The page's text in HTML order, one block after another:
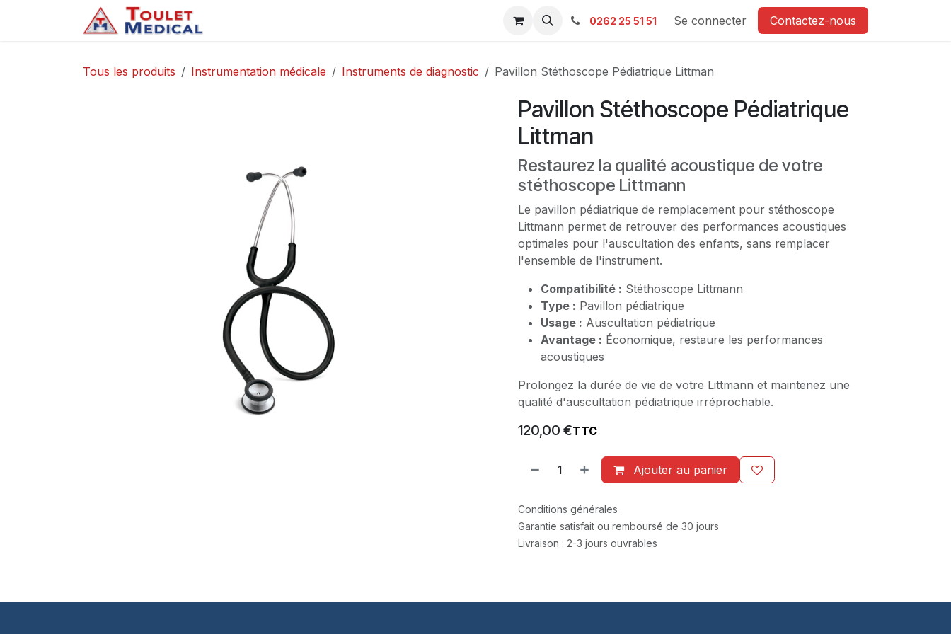
Se rendre au contenu
Contacts SAV Ambulance
0262 25 51 51 Se connecter Contactez-nous
Tous les produits Instrumentation médicale Instruments de diagnostic Pavillon Stéthoscope Pédiatrique Littman
Pavillon Stéthoscope Pédiatrique
Littman
Restaurez la qualité acoustique de votre
stéthoscope Littmann
Le pavillon pédiatrique de remplacement pour stéthoscope
Littmann permet de retrouver des performances acoustiques
optimales pour l'auscultation des enfants, sans remplacer
l'ensemble de l'instrument.
Compatibilité : Stéthoscope Littmann
Type : Pavillon pédiatrique
Usage : Auscultation pédiatrique
Avantage : Économique, restaure les performances
acoustiques
Prolongez la durée de vie de votre Littmann et maintenez une
qualité d'auscultation pédiatrique irréprochable.
120,00 €TTC
Ajouter au panier
Conditions générales
Garantie satisfait ou remboursé de 30 jours
Livraison : 2-3 jours ouvrables